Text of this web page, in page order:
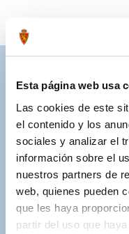
Esta página web usa
Las cookies de este
el contenido y los
sociales y analizar el
información sobre el
nuestros partners de
web, quienes pueden
que les haya
partir del uso que
ASISTENCIA
ENVÍOS
Por compras
COMPRAS
Plataforma de
PayPal.